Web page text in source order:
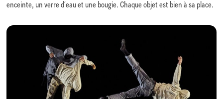
enceinte, un verre d’eau et une bougie. Chaque objet est bien à sa place.
comme dans un film en en noir et blanc.
méticuleux évolue. Tout lui échappe toujours un peu. Sur sa chaise, sous
sa lampe, il attend dans la pénombre. La lumière s’éteint l’espace d’un
instant. Il jongle avec la balle que l’obscurité lui a donnée. Il ignore que la
pénombre va la lui reprendre. Des séquences de manipulations décalées
et transformées par les rythmes et les durées de la lumière.
Dans cet espace où les moyens techniques restent toujours des